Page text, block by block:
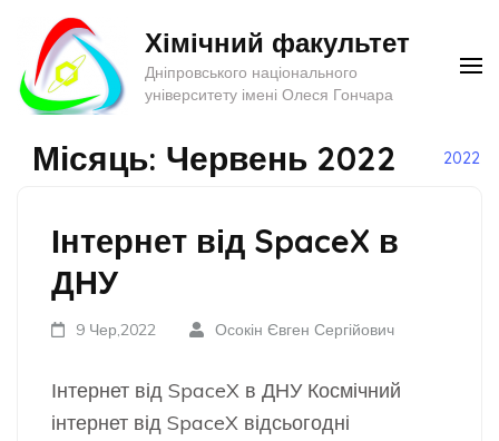
Перейти
вмісту
(натисніть
Enter)
Хімічний факультет
Дніпровського національного
університету імені Олеся Гончара
Місяць: Червень 2022 2022
Інтернет від SpaceX в
ДНУ
9 Чер,2022 Осокін Євген Сергійович
Інтернет від SpaceX в ДНУ Космічний
інтернет від SpaceX відсьогодні